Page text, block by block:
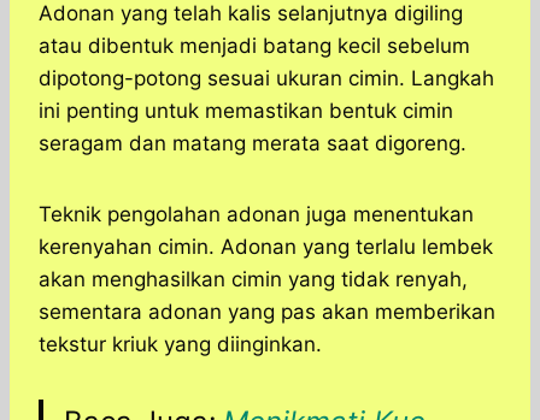
Adonan yang telah kalis selanjutnya digiling
atau dibentuk menjadi batang kecil sebelum
dipotong-potong sesuai ukuran cimin. Langkah
ini penting untuk memastikan bentuk cimin
seragam dan matang merata saat digoreng.
Teknik pengolahan adonan juga menentukan
kerenyahan cimin. Adonan yang terlalu lembek
akan menghasilkan cimin yang tidak renyah,
sementara adonan yang pas akan memberikan
tekstur kriuk yang diinginkan.